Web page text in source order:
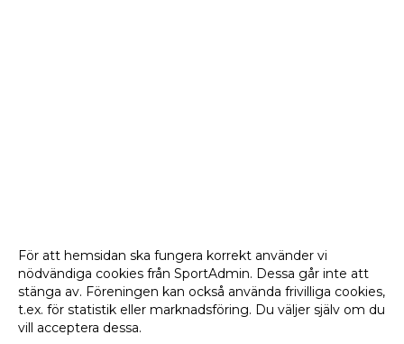
För att hemsidan ska fungera korrekt använder vi
nödvändiga cookies från SportAdmin. Dessa går inte att
stänga av. Föreningen kan också använda frivilliga cookies,
t.ex. för statistik eller marknadsföring. Du väljer själv om du
vill acceptera dessa.